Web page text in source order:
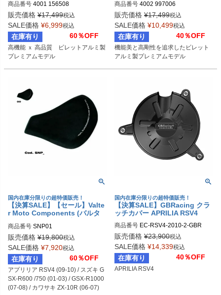
キレバー ブラック DUCATI/KT
M/TRIUMPH
商品番号 4001 156508
販売価格 ¥17,499税込
SALE価格 ¥6,999税込
在庫有り 60％OFF
高機能 ｘ 高品質　ビレットアルミ製
プレミアムモデル
チレバー ブラック SUZUKI / Y
AMAHA / アプリリア
商品番号 4002 997006
販売価格 ¥17,499税込
SALE価格 ¥10,499税込
在庫有り 40％OFF
機能美と高剛性を追求したビレット
アルミ製プレミアムモデル
国内在庫分限りの超特価販売！
【決算SALE】【セール】Valte
r Moto Components (バルタ
ーム アプリリア / スズキ / カワ
サキ
商品番号 SNP01
販売価格 ¥19,800税込
SALE価格 ¥7,920税込
在庫有り 60％OFF
アプリリア RSV4 (09-10) / スズキ G
SX-R600 /750 (01-03) / GSX-R1000
国内在庫分限りの超特価販売！
【決算SALE】GBRacing クラ
ッチカバー APRILIA RSV4
商品番号 EC-RSV4-2010-2-GBR
gbr_EC-RSV4-2010-2-GBR
販売価格 ¥23,900税込
SALE価格 ¥14,339税込
在庫有り 40％OFF
APRILIA RSV4